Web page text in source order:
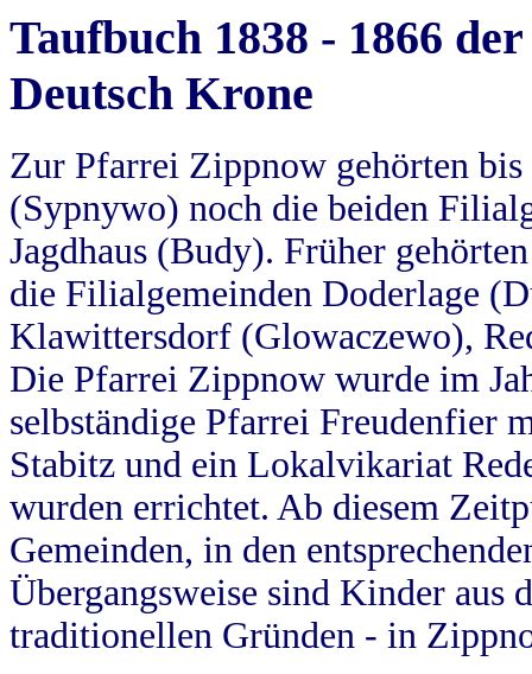
Taufbuch 1838 - 1866
Deutsch Krone
Zur Pfarrei Zippnow gehörten
(Sypnywo) noch die beiden
Jagdhaus (Budy). Früher
die Filialgemeinden Doderlage
Klawittersdorf (Glowaczewo),
Die Pfarrei Zippnow wurde im
selbständige Pfarrei Freudenfier
Stabitz und ein Lokalvikariat
wurden errichtet. Ab diesem
Gemeinden, in den
Übergangsweise sind Kinder aus
traditionellen Gründen - in